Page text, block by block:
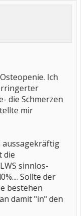
Ich
die Schmerzen
mir
aussagekräftig
die
sinnlos-
Sollte der
bestehen
damit "in" den